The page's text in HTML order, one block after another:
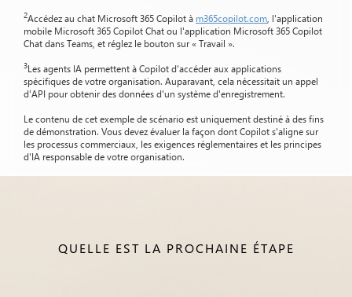
2Accédez au chat Microsoft 365 Copilot à m365copilot.com , l'application
mobile Microsoft 365 Copilot Chat ou l'application Microsoft 365 Copilot
Chat dans Teams, et réglez le bouton sur « Travail ».
3Les agents IA permettent à Copilot d'accéder aux applications
spécifiques de votre organisation. Auparavant, cela nécessitait un appel
d'API pour obtenir des données d'un système d'enregistrement.
Le contenu de cet exemple de scénario est uniquement destiné à des fins
de démonstration. Vous devez évaluer la façon dont Copilot s'aligne sur
les processus commerciaux, les exigences réglementaires et les principes
d'IA responsable de votre organisation.
QUELLE EST LA PROCHAINE ÉTAPE